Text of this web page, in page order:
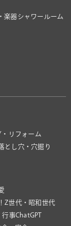
楽器シャワールーム
・リフォーム
とし穴・穴掘り
Z世代・昭和世代
行事ChatGPT